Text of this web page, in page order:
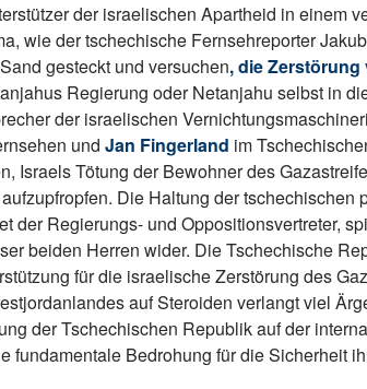
der israelischen Apartheid in einem
wie der tschechische Fernsehreporter
gesteckt und versuchen, die Zerstörung
Regierung oder Netanjahu selbst in
der israelischen
und Jan Fingerland im
Israels Tötung der Bewohner des
Die Haltung der tschechischen
der Regierungs- und Oppositionsvertreter,
beiden Herren wider. Die Tschechische
für die israelische Zerstörung des
auf Steroiden verlangt viel
der Tschechischen Republik auf der
fundamentale Bedrohung für die Sicherheit